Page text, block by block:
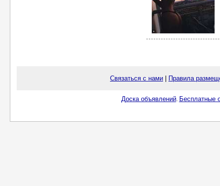
Связаться с нами Правила
Доска объявлений. Бесплатные